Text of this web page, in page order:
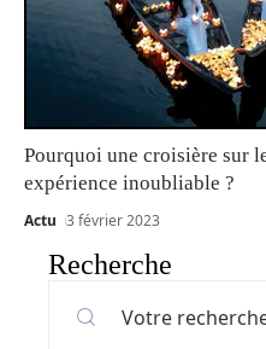
Pourquoi une croisière sur
expérience inoubliable ?
Actu 3 février 2023
Recherche